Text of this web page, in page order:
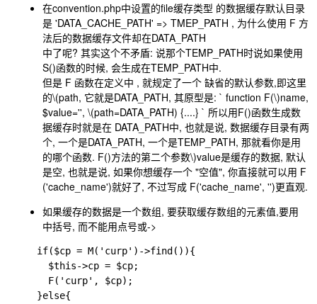
在convention.php中设置的file缓存类型 的数据缓存默认目录
是 'DATA_CACHE_PATH' => TMEP_PATH , 为什么使用 F 方
法后的数据缓存文件却在DATA_PATH
中了呢? 其实这个不矛盾: 说那个TEMP_PATH时说如果使用
S()函数的时候, 会生成在TEMP_PATH中.
但是 F 函数在定义中 , 就规定了一个 缺省的默认参数,即这里
的\(path, 它就是DATA_PATH, 其原型是: ` function F(\)name,
$value='', \(path=DATA_PATH) {....} ` 所以用F()函数生成数
据缓存时就是在 DATA_PATH中, 也就是说, 数据缓存目录有两
个, 一个是DATA_PATH, 一个是TEMP_PATH, 那就看你是用
的哪个函数. F()方法的第二个参数\)value是缓存的数据, 默认
是空, 也就是说, 如果你想缓存一个 "空值", 你直接就可以用 F
('cache_name')就好了, 不过写成 F('cache_name', '')更直观.
如果缓存的数据是一个数组, 要获取缓存数组的元素值,要用
中括号, 而不能用点号或->
    if($cp = M('curp')->find()){
      $this->cp = $cp;
      F('curp', $cp);
    }else{